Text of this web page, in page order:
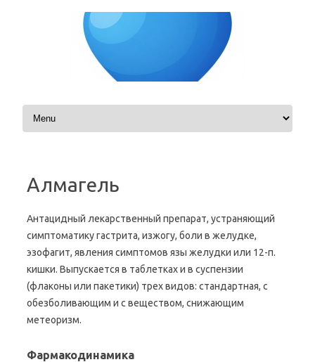
Skip to content
Алмагель
Антацидный лекарственный препарат, устраняющий
симптоматику гастрита, изжогу, боли в желудке,
эзофагит, явления симптомов язы желудки или 12-п.
кишки. Выпускается в таблетках и в суспензии
(флаконы или пакетики) трех видов: стандартная, с
обезболивающим и с веществом, снижающим
метеоризм.
Фармакодинамика